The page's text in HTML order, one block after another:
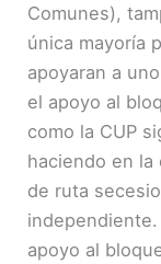
Comunes),
única mayoría
apoyaran a
el apoyo al
como la CUP
haciendo en la
de ruta
apoyo al